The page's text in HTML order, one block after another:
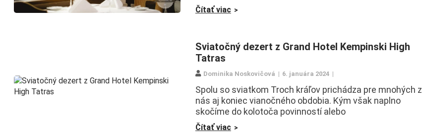
Čítať viac
Sviatočný dezert z Grand Hotel Kempinski High
Tatras
Dominika Noskovičová 6. januára 2024
Spolu so sviatkom Troch kráľov prichádza pre mnohých z
nás aj koniec vianočného obdobia. Kým však naplno
skočíme do kolotoča povinností alebo
Čítať viac